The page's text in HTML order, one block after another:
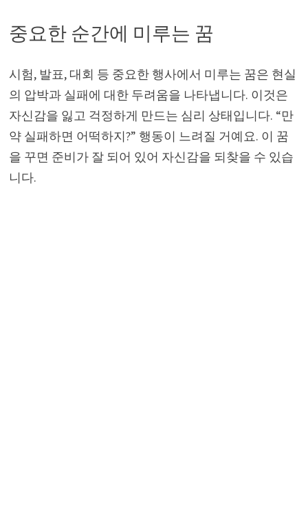
중요한 순간에 미루는 꿈
시험, 발표, 대회 등 중요한 행사에서 미루는 꿈은 현실
의 압박과 실패에 대한 두려움을 나타냅니다. 이것은
자신감을 잃고 걱정하게 만드는 심리 상태입니다. “만
약 실패하면 어떡하지?” 행동이 느려질 거예요. 이 꿈
을 꾸면 준비가 잘 되어 있어 자신감을 되찾을 수 있습
니다.